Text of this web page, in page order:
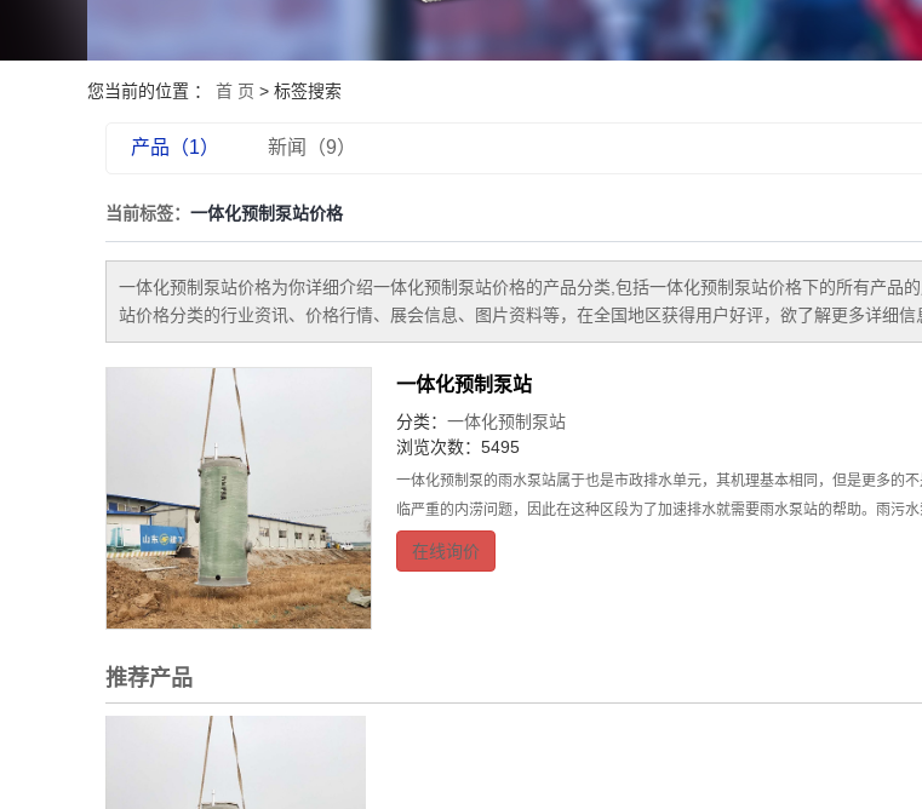
您当前的位置 ： 首 页 > 标签搜索
产品（1） 新闻（9）
当前标签： 一体化预制泵站价格
一体化预制泵站价格为你详细介绍一体化预制泵站价格的产品分类,包括一体化预制泵站价格下的所有产品
站价格分类的行业资讯、价格行情、展会信息、图片资料等，在全国地区获得用户好评，欲了解更多详细信
一体化预制泵站
分类： 一体化预制泵站
浏览次数：5495
一体化预制泵的雨水泵站属于也是市政排水单元，其机理基本相同，但是更多的
临严重的内涝问题，因此在这种区段为了加速排水就需要雨水泵站的帮助。雨污
在线询价
推荐产品